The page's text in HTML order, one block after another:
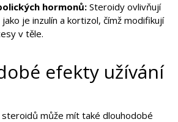
hormonů: Steroidy ovlivňují
je inzulín a kortizol, čímž modifikují
v těle.
efekty užívání
steroidů může mít také dlouhodobé